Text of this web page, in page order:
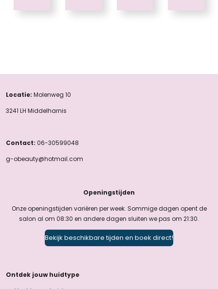
Locatie: Molenweg 10
3241 LH Middelharnis
Contact: 06-30599048
g-obeauty@hotmail.com
Openingstijden
Onze openingstijden variëren per week. Sommige dagen opent de
salon al om 08:30 en andere dagen sluiten we pas om 21:30.
Bekijk beschikbare tijden en boek direct!
Ontdek jouw huidtype